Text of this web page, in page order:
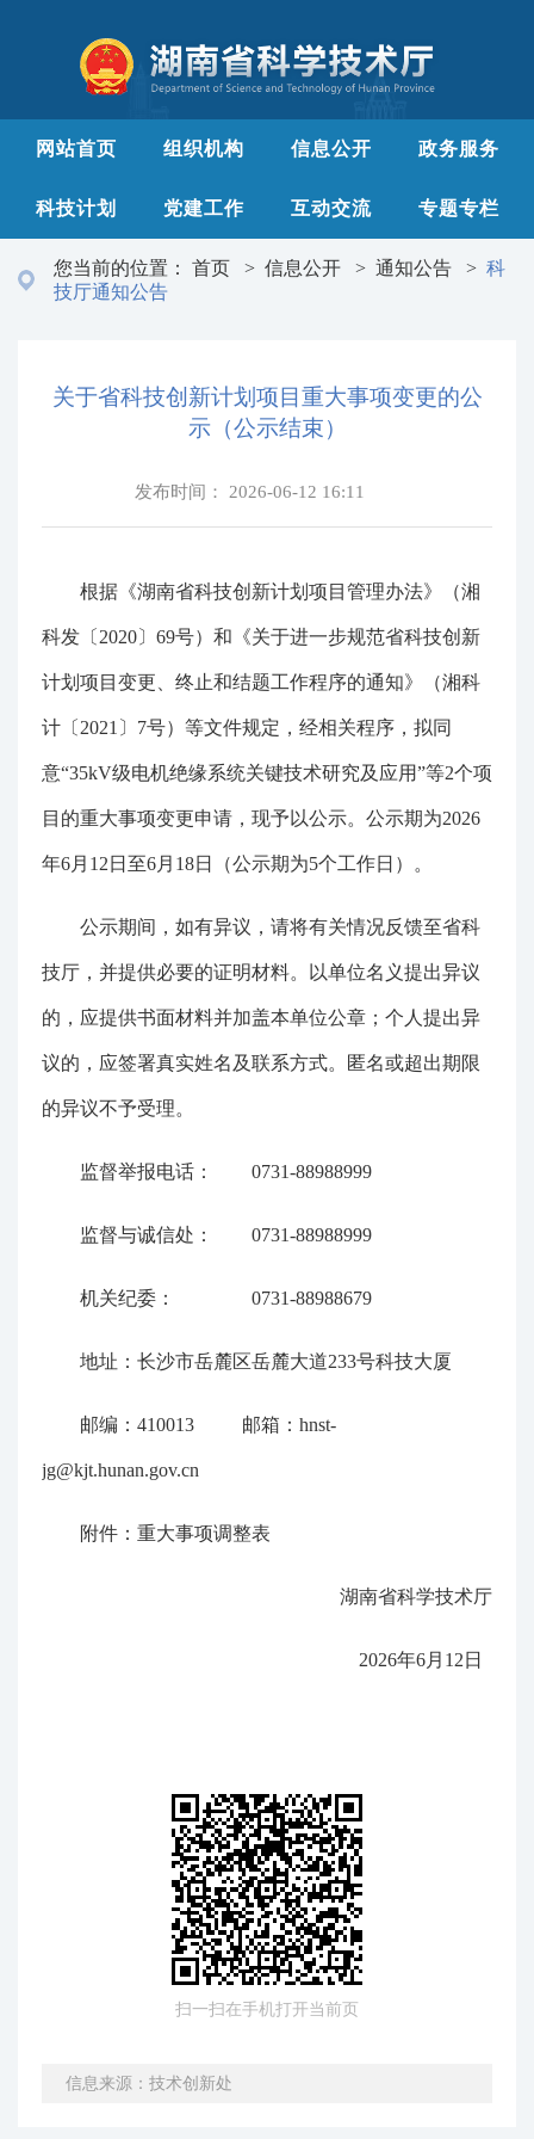
网站首页 组织机构 信息公开 政务服务
科技计划 党建工作 互动交流 专题专栏
您当前的位置： 首页 > 信息公开 > 通知公告 > 科
技厅通知公告
关于省科技创新计划项目重大事项变更的公
示（公示结束）
发布时间： 2026-06-12 16:11
根据《湖南省科技创新计划项目管理办法》（湘
科发〔2020〕69号）和《关于进一步规范省科技创新
计划项目变更、终止和结题工作程序的通知》（湘科
计〔2021〕7号）等文件规定，经相关程序，拟同
意“35kV级电机绝缘系统关键技术研究及应用”等2个项
目的重大事项变更申请，现予以公示。公示期为2026
年6月12日至6月18日（公示期为5个工作日）。
公示期间，如有异议，请将有关情况反馈至省科
技厅，并提供必要的证明材料。以单位名义提出异议
的，应提供书面材料并加盖本单位公章；个人提出异
议的，应签署真实姓名及联系方式。匿名或超出期限
的异议不予受理。
监督举报电话： 0731-88988999
监督与诚信处： 0731-88988999
机关纪委： 0731-88988679
地址：长沙市岳麓区岳麓大道233号科技大厦
邮编：410013 邮箱：hnst-
jg@kjt.hunan.gov.cn
附件：重大事项调整表
湖南省科学技术厅
2026年6月12日
扫一扫在手机打开当前页
信息来源：技术创新处